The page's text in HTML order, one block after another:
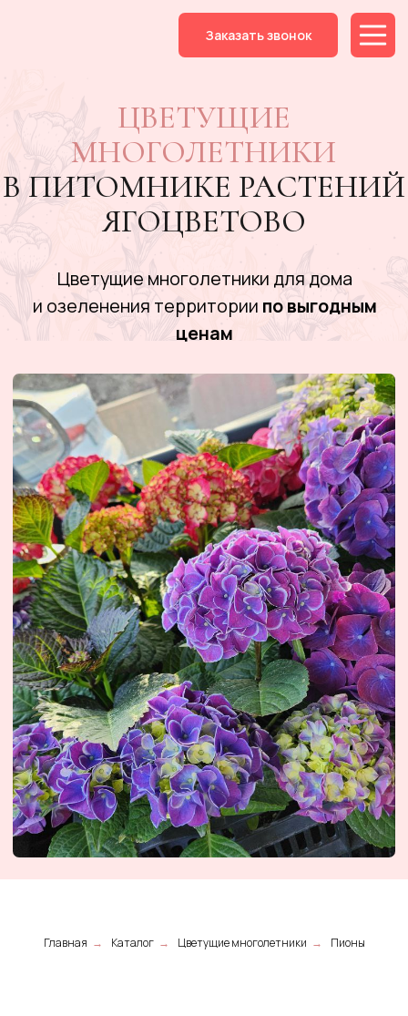
Цветущие многолетники для дома
и озеленения территориипо выгодным
МНОГОЛЕТНИКИ
В ПИТОМНИКЕ РАСТЕНИЙ
ЯГОЦВЕТОВО
Главная → Каталог → Цветущие многолетники → Пионы